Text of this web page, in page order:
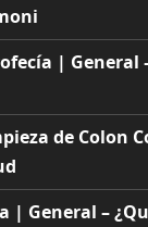
| General
de Colon
| General –